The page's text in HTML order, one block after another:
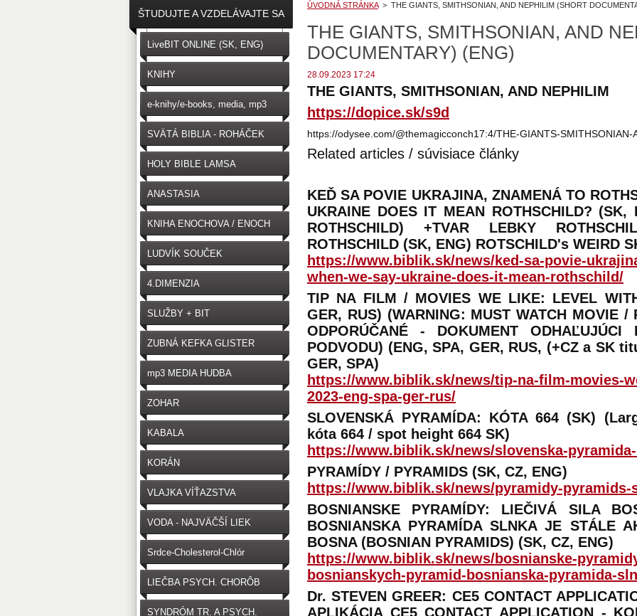
ÚVODNÁ STRÁNKA > THE GIANTS, SMITHSONIAN, AND NEPHILIM (SHORT
THE GIANTS, SMITHSONIAN, AND
DOCUMENTARY) (ENG)
28.09.2023 17:24
THE GIANTS, SMITHSONIAN, AND NEPHILIM
https://dopice.sk/s9d
https://odysee.com/@themagicconch17:4/THE-GIANTS-SMITHSONIAN-
Related articles / súvisiace články
KEĎ SA POVIE UKRAJINA, ZNAMENÁ TO
UKRAINE DOES IT MEAN ROTHSCHILD? (SK,
ROTHSCHILD) +TVAR LEBKY
ROTHSCHILD (SK, ENG) ROTSCHILD's WEIRD
https://www.biblik.sk/news/ked-sa-povie-
when-we-say-ukraine-does-it-mean-rothschild/
TIP NA FILM / MOVIES WE LIKE: LEVEL
GER, RUS) (WARNING: MUST WATCH MOVIE /
ODPORÚČANÉ - DOKUMENT ODHAĽUJÚCI
PODVODU) (ENG, SPA, GER, RUS, (+CZ a SK
GER, SPA)
https://www.biblik.sk/news/tip-na-film-movies-
2023-eng-spa-ger-rus/
SLOVENSKÁ PYRAMÍDA: KÓTA 664 (SK)
kóta 664 / spot height 664 SK)
https://www.biblik.sk/news/slovenska-
PYRAMÍDY / PYRAMIDS (SK, CZ, ENG)
https://www.biblik.sk/news/pyramidy-pyramids-
BOSNIANSKE PYRAMÍDY: LIEČIVÁ SILA
BOSNIANSKA PYRAMÍDA SLNKA JE STÁLE
BOSNA (BOSNIAN PYRAMIDS) (SK, CZ, ENG)
https://www.biblik.sk/news/bosnianske-
bosnianskych-pyramid-bosnianska-pyramida-
Dr. STEVEN GREER: CE5 CONTACT
APLIKÁCIA CE5 CONTACT APPLICATION -
ŠTUDUJTE A VZDELÁVAJTE SA
LiveBIT ONLINE (SK, ENG)
KNIHY
e-knihy/e-books, media, mp3
SVÄTÁ BIBLIA - ROHÁČEK
(SK)
HOLY BIBLE LAMSA
(ENGLISH)
ANASTASIA
KNIHA ENOCHOVA / ENOCH
LUDVÍK SOUČEK
4.DIMENZIA
SLUŽBY + BIT
ZUBNÁ KEFKA GLISTER
mp3 MEDIA HUDBA
ZOHAR
KABALA
KORÁN
VLAJKA VÍŤAZSTVA
VODA - NAJVÄČŠÍ LIEK
Srdce-Cholesterol-Chlór
LIEČBA PSYCH. CHORÔB
SYNDRÓM TR. A PSYCH.